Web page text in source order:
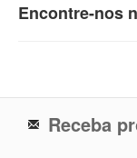
Encontre-nos
Receba